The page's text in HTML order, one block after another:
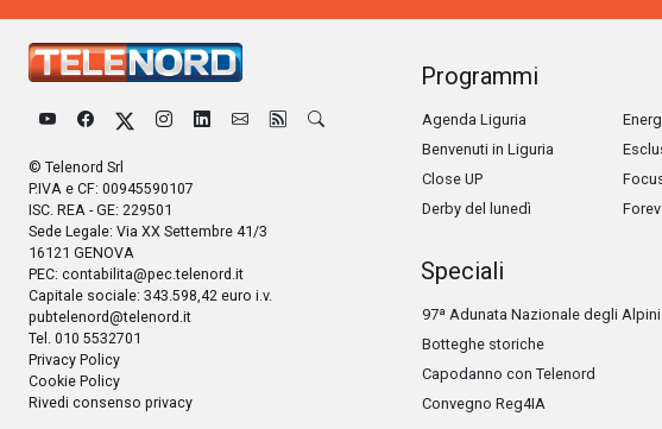
© Telenord Srl
P.IVA e CF: 00945590107
ISC. REA - GE: 229501
Sede Legale: Via XX Settembre 41/3
16121 GENOVA
PEC: contabilita@pec.telenord.it
Capitale sociale: 343.598,42 euro i.v.
pubtelenord@telenord.it
Tel. 010 5532701
Privacy Policy
Cookie Policy
Rivedi consenso privacy
Programmi
Agenda Liguria
Benvenuti in Liguria
Close UP
Derby del lunedì
Speciali
97ª Adunata Nazionale degli Alpini
Botteghe storiche
Capodanno con Telenord
Convegno Reg4IA